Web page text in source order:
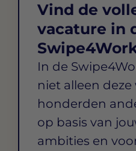
Vind de
vacature in
In de
niet alleen
honderden
op basis van
ambities en